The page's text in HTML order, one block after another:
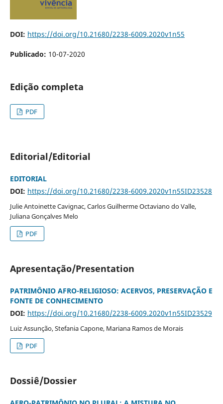
DOI: https://doi.org/10.21680/2238-6009.2020v1n55
Publicado: 10-07-2020
Edição completa
PDF
Editorial/Editorial
EDITORIAL
DOI: https://doi.org/10.21680/2238-6009.2020v1n55ID23528
Julie Antoinette Cavignac, Carlos Guilherme Octaviano do Valle,
Juliana Gonçalves Melo
PDF
Apresentação/Presentation
PATRIMÔNIO AFRO-RELIGIOSO: ACERVOS, PRESERVAÇÃO E
FONTE DE CONHECIMENTO
DOI: https://doi.org/10.21680/2238-6009.2020v1n55ID23529
Luiz Assunção, Stefania Capone, Mariana Ramos de Morais
PDF
Dossiê/Dossier